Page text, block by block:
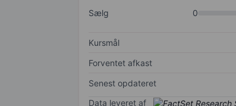
Sælg
0
Kursmål
Forventet afkast
Senest opdateret
Data leveret af